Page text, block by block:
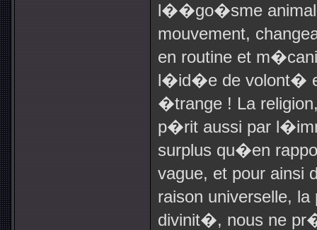
l��go�sme animal
mouvement,
en routine et
l�id�e de volont�
�trange ! La
p�rit aussi par
surplus qu�en
vague, et pour
raison universelle,
divinit�, nous ne